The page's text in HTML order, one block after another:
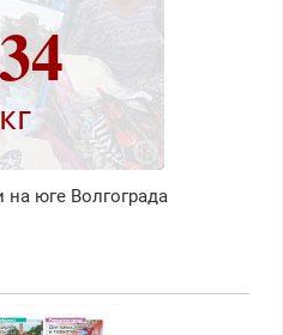
юге Волгограда